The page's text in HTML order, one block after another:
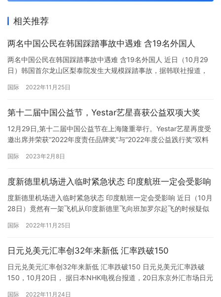
相关推荐
两名中国公民在韩国踩踏事故中遇难 含19名外国人
两名中国公民在韩国踩踏事故中遇难 含19名外国人 近日（10月29
日）韩国首尔龙山区梨泰院发生大规模踩踏事故，据韩联社报道，
通报，有第二名中国公民死亡，具体身份信息暂不明确。中国驻韩
如有最新消息，将及时发布。截至目前，韩国首尔踩踏事故中已…
国际 2022年11月25日
第十二届中国公益节，Yestar艺星喜获公益双项大奖
12月29日,第十二届中国公益节在上海隆重举行。Yestar艺星再度受
邀出席并荣获“2022年度责任品牌奖”与“2022年度公益践行奖”双料
以“公益”命名的节日,经历十二年的探索和实践,已经成为中国公益慈
连续八年闪耀中国公…
国际 2023年2月8日
度新德里机场进入临时紧急状态 印度航班一定会受影响
度新德里机场进入临时紧急状态 印度航班一定会受影响 近日（10月
28日）竟然有一架飞机从印度新德里飞向班加罗尔起飞的时候疑似
道这种情况还要持续多久，也还没有查明出现火花的确切原因，这
域还是有待提升！
国际 2022年11月25日
日元兑美元汇率创32年来新低 汇率跌破150
日元兑美元汇率创32年来新低 汇率跌破150 日元兑美元汇率跌破
150，10月20日， 据日本NHK电视台报道，20日东京外汇市场日元
国际 2022年11月24日